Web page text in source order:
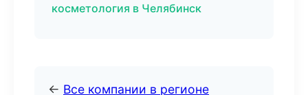
косметология в Челябинск
← Все компании в регионе